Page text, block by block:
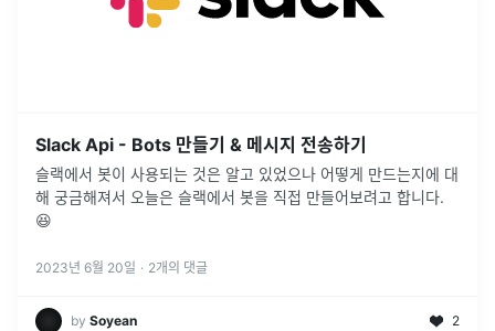
Slack Api - Bots 만들기 & 메시지 전송하기
슬랙에서 봇이 사용되는 것은 알고 있었으나 어떻게 만드는지에 대
해 궁금해져서 오늘은 슬랙에서 봇을 직접 만들어보려고 합니다.
😆
2023년 6월 20일 · 2개의 댓글
by Soyean 2